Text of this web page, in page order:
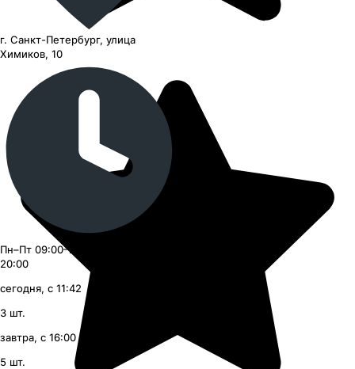
г. Санкт-Петербург, улица
Химиков, 10
Пн–Пт 09:00–21:00, Сб–Вс 09:00–
20:00
сегодня, с 11:42
3 шт.
завтра, с 16:00
5 шт.